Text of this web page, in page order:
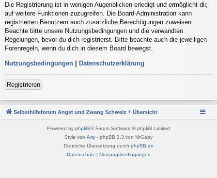
Die Registrierung ist in wenigen Augenblicken erledigt und ermöglicht dir,
auf weitere Funktionen zuzugreifen. Die Board-Administration kann
registrierten Benutzern auch zusätzliche Berechtigungen zuweisen.
Beachte bitte unsere Nutzungsbedingungen und die verwandten
Regelungen, bevor du dich registrierst. Bitte beachte auch die jeweiligen
Forenregeln, wenn du dich in diesem Board bewegst.
Nutzungsbedingungen | Datenschutzerklärung
Registrieren
Selbsthilfeforum Angst und Zwang Schweiz Übersicht
Powered by phpBB® Forum Software © phpBB Limited
Style von Arty - phpBB 3.3 von MrGaby
Deutsche Übersetzung durch phpBB.de
Datenschutz| Nutzungsbedingungen